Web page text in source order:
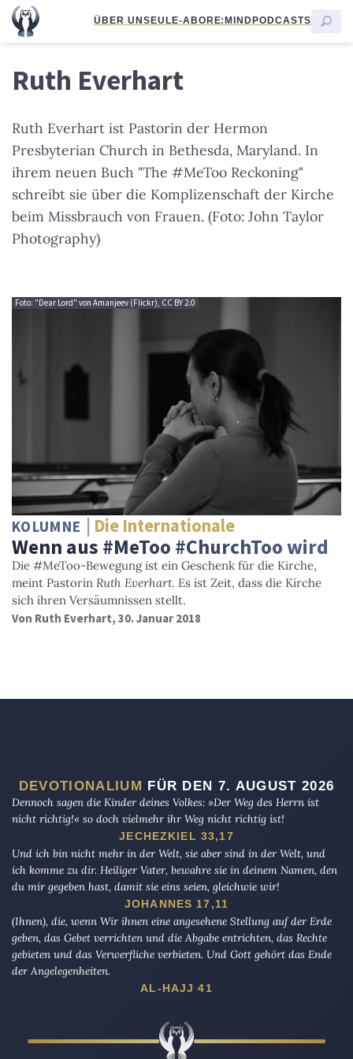
ÜBER UNSEULE-ABORE:MINDPODCASTS
Ruth Everhart
Ruth Everhart ist Pastorin der Hermon
Presbyterian Church in Bethesda, Maryland. In
ihrem neuen Buch "The #MeToo Reckoning"
schreibt sie über die Komplizenschaft der Kirche
beim Missbrauch von Frauen. (Foto: John Taylor
Photography)
Foto: "Dear Lord" von Amanjeev (Flickr), CC BY 2.0
KOLUMNE Die Internationale
Wenn aus #MeToo #ChurchToo wird
Die #MeToo-Bewegung ist ein Geschenk für die Kirche,
meint Pastorin Ruth Everhart. Es ist Zeit, dass die Kirche
sich ihren Versäumnissen stellt.
Von Ruth Everhart, 30. Januar 2018
DEVOTIONALIUM FÜR DEN 7. AUGUST 2026
Dennoch sagen die Kinder deines Volkes: »Der Weg des Herrn ist
nicht richtig!« so doch vielmehr ihr Weg nicht richtig ist!
JECHEZKIEL 33,17
Und ich bin nicht mehr in der Welt, sie aber sind in der Welt, und
ich komme zu dir. Heiliger Vater, bewahre sie in deinem Namen, den
du mir gegeben hast, damit sie eins seien, gleichwie wir!
JOHANNES 17,11
(Ihnen), die, wenn Wir ihnen eine angesehene Stellung auf der Erde
geben, das Gebet verrichten und die Abgabe entrichten, das Rechte
gebieten und das Verwerfliche verbieten. Und Gott gehört das Ende
der Angelegenheiten.
AL-HAJJ 41